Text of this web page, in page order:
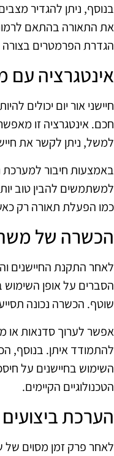
בנוסף, ניתן להגדיר
את התאורה בהתאם
הגדרת הפרמטרים בצורה
אינטגרציה עם
חיישני אור יום יכולים
חכם. אינטגרציה זו
למשל, ניתן לקשר את
באמצעות חיבור למערכת
למשתמשים להבין טוב
כמו הפעלת תאורה רק
הכשרה של
לאחר התקנת החיישנים
הסברים על אופן
שוטף. הכשרה נכונה
אפשר לערוך סדנאות או
להתמודד איתן. בנוסף,
השימוש בחיישנים על
הטכנולוגיים הקיימים.
הערכת ביצועים
לאחר פרק זמן מסוים של